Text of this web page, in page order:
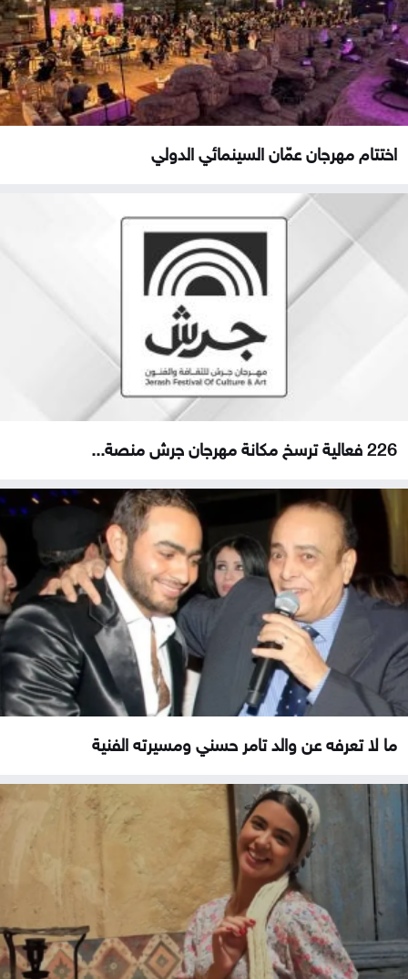
اختتام مهرجان عمّان السينمائي الدولي
226 فعالية ترسخ مكانة مهرجان جرش منصة...
ما لا تعرفه عن والد تامر حسني ومسيرته الفنية